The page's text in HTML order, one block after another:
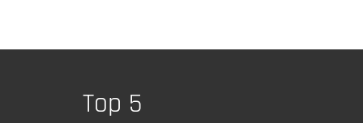
Top 5